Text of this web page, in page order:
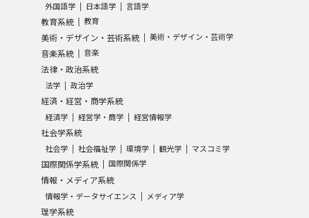
SELFBRAND特集ページ
オープンキャンパスなどを調べる
オープンキャンパス検索
受験準備
志望校・出願校を調べる
外国語学 日本語学 言語学
教育系統 教育
美術・デザイン・芸術系統 美術・デザイン・芸術学
音楽系統 音楽
法律・政治系統
法学 政治学
経済・経営・商学系統
経済学 経営学・商学 経営情報学
社会学系統
社会学 社会福祉学 環境学 観光学 マスコミ学
国際関係学系統 国際関係学
情報・メディア系統
情報学・データサイエンス メディア学
理学系統